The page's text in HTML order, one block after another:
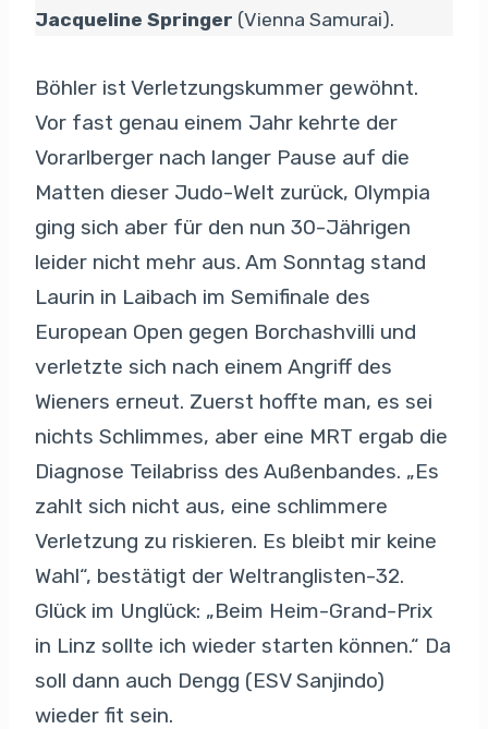
Jacqueline Springer (Vienna Samurai).
Böhler ist Verletzungskummer gewöhnt.
Vor fast genau einem Jahr kehrte der
Vorarlberger nach langer Pause auf die
Matten dieser Judo-Welt zurück, Olympia
ging sich aber für den nun 30-Jährigen
leider nicht mehr aus. Am Sonntag stand
Laurin in Laibach im Semifinale des
European Open gegen Borchashvilli und
verletzte sich nach einem Angriff des
Wieners erneut. Zuerst hoffte man, es sei
nichts Schlimmes, aber eine MRT ergab die
Diagnose Teilabriss des Außenbandes. „Es
zahlt sich nicht aus, eine schlimmere
Verletzung zu riskieren. Es bleibt mir keine
Wahl“, bestätigt der Weltranglisten-32.
Glück im Unglück: „Beim Heim-Grand-Prix
in Linz sollte ich wieder starten können.“ Da
soll dann auch Dengg (ESV Sanjindo)
wieder fit sein.